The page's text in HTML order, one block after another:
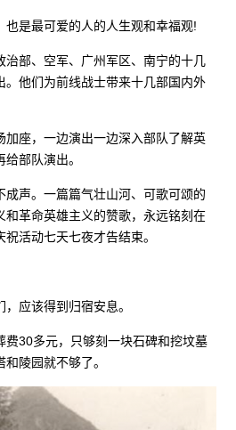
也是最可爱的人的人生观和幸福观!
治部、空军、广州军区、南宁的十几
。他们为前线战士带来十几部国内外
加座，一边演出一边深入部队了解英
部队演出。
成声。一篇篇气壮山河、可歌可颂的
和革命英雄主义的赞歌，永远铭刻在
活动七天七夜才告结束。
应该得到归宿安息。
费30多元，只够刻一块石碑和挖坟墓
陵园就不够了。